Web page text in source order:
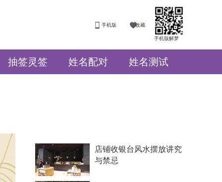
手机版解梦
手机版 收藏
抽签灵签 姓名配对 姓名测试
店铺收银台风水摆放讲究
与禁忌